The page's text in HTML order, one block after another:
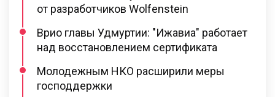
от разработчиков Wolfenstein
Врио главы Удмуртии: "Ижавиа" работает
над восстановлением сертификата
Молодежным НКО расширили меры
господдержки